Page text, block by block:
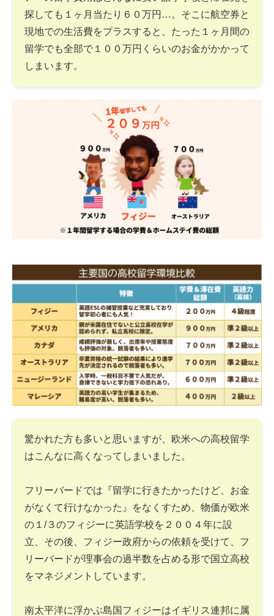
探しても１ヶ月当たり６０万円…。そこに航空券と
現地での生活費をプラスすると、たった１ヶ月間の
留学でも全部で１００万円くらいのお金がかかって
しまいます。
驚かれた方も多いと思いますが、欧米への高校留学
はこんなに高くなってしまいました。
フリーバードでは『留学に行きたかったけど、お金
がなくて行けなかった』をなくすため、物価が欧米
の１/３のフィジーに英語学校を２００４年に設
立、その後、フィジー政府からの依頼を受けて、フ
リーバードが理事会の過半数を占める形で国立高校
をマネジメントしています。
南太平洋に浮かぶ島国フィジーはイギリス連邦に属